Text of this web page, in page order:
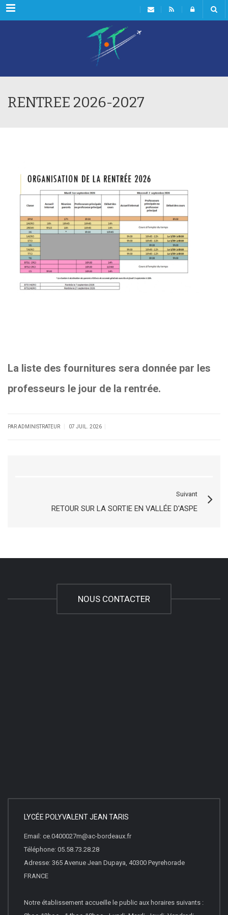
Menu
RENTREE 2026-2027
La liste des fournitures sera donnée par les
professeurs le jour de la rentrée.
PAR ADMINISTRATEUR 07 JUIL. 2026
Suivant
RETOUR SUR LA SORTIE EN VALLÉE D'ASPE
NOUS CONTACTER
LYCÉE POLYVALENT JEAN TARIS
Email: ce.0400027m@ac-bordeaux.fr
Téléphone: 05.58.73.28.28
Adresse: 365 Avenue Jean Dupaya, 40300 Peyrehorade
FRANCE
Notre établissement accueille le public aux horaires suivants :